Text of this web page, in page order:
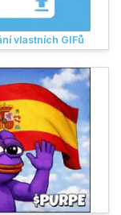
vlastních GIFů